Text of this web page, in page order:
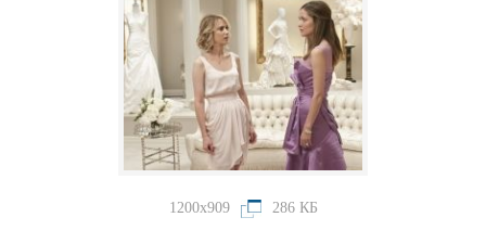
1200x909 286 КБ